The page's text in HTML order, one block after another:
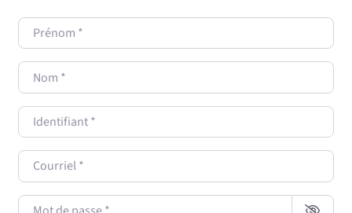
Prénom
Nom
Identifiant
Courriel *
Mot de passe